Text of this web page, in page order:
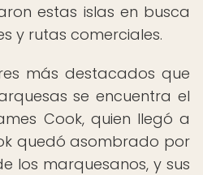
estas islas en busca
y rutas comerciales.
más destacados que
se encuentra el
Cook, quien llegó a
quedó asombrado por
los marquesanos, y sus